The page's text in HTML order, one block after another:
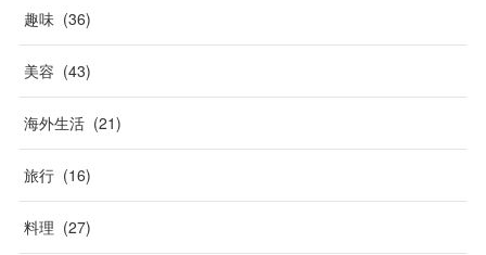
趣味 (36)
美容 (43)
海外生活 (21)
旅行 (16)
料理 (27)